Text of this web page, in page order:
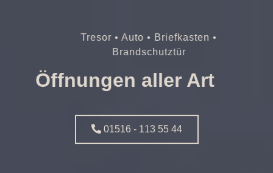
Tresor • Auto • Briefkasten •
Brandschutztür
Öffnungen aller Art
01516 - 113 55 44